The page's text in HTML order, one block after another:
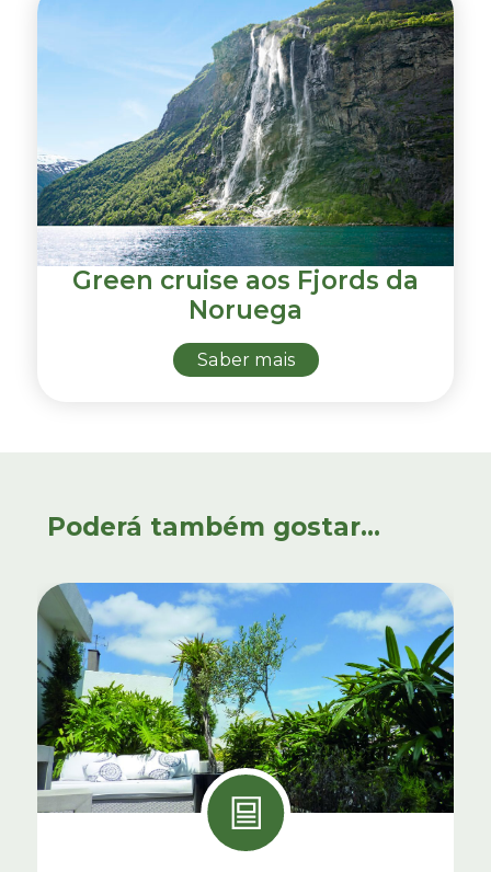
Green cruise aos Fjords da
Noruega
Saber mais
Poderá também gostar...